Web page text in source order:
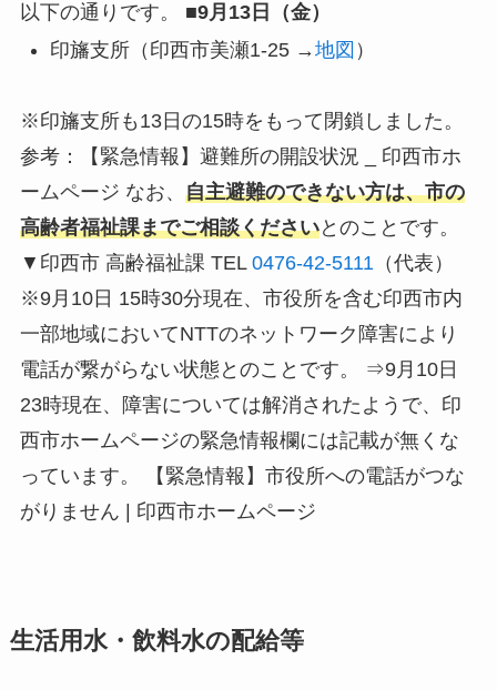
以下の通りです。 ■9月13日（金）
印旛支所（印西市美瀬1-25 →地図 ）
※印旛支所も13日の15時をもって閉鎖しました。
参考：【緊急情報】避難所の開設状況 _ 印西市ホ
ームページ なお、 自主避難のできない方は、市の
高齢者福祉課までご相談くださいとのことです。
▼印西市 高齢福祉課 TEL 0476-42-5111（代表）
※9月10日 15時30分現在、市役所を含む印西市内
一部地域においてNTTのネットワーク障害により
電話が繋がらない状態とのことです。 ⇒9月10日
23時現在、障害については解消されたようで、印
西市ホームページの緊急情報欄には記載が無くな
っています。 【緊急情報】市役所への電話がつな
がりません | 印西市ホームページ
生活用水・飲料水の配給等